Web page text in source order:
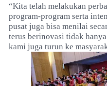
“Kita telah melakukan
program-program serta
pusat juga bisa menilai
terus berinovasi tidak
kami juga turun ke